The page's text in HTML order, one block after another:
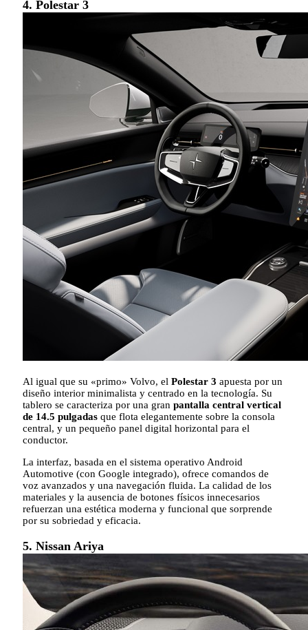
4. Polestar 3
Al igual que su «primo» Volvo, el Polestar 3 apuesta por un
diseño interior minimalista y centrado en la tecnología. Su
tablero se caracteriza por una gran pantalla central vertical
de 14.5 pulgadas que flota elegantemente sobre la consola
central, y un pequeño panel digital horizontal para el
conductor.
La interfaz, basada en el sistema operativo Android
Automotive (con Google integrado), ofrece comandos de
voz avanzados y una navegación fluida. La calidad de los
materiales y la ausencia de botones físicos innecesarios
refuerzan una estética moderna y funcional que sorprende
por su sobriedad y eficacia.
5. Nissan Ariya